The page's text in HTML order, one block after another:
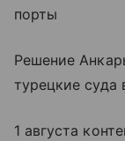
порты
Решение
турецкие
1 августа